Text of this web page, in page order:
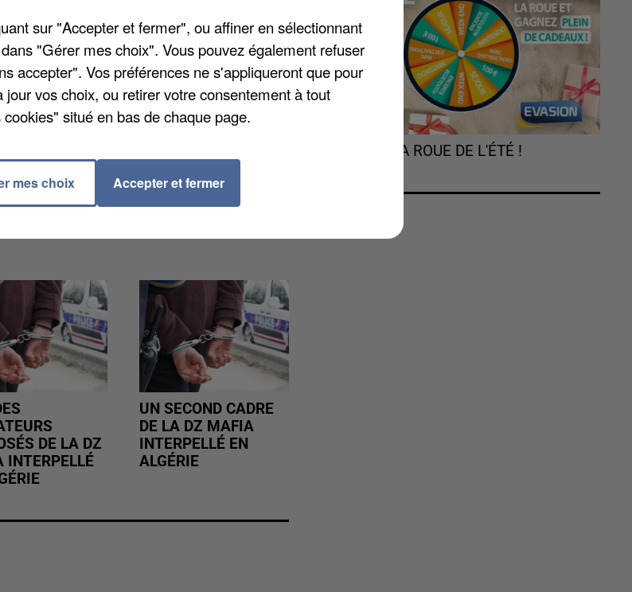
des chambres de leur foyer, rue de la
Ils ont été interpellés à leur
n'est à déplorer grâce à l'intervention
propager au reste de la chambre.
DE LA DZ
INTERPELLÉ
UN SECOND CADRE
DE LA DZ MAFIA
INTERPELLÉ EN
ALGÉRIE
TOURNEZ LA ROUE DE L'ÉTÉ !
sur "Accepter et fermer", ou affiner en sélectionnant
"Gérer mes choix". Vous pouvez également refuser
accepter". Vos préférences ne s'appliqueront que pour
vos choix, ou retirer votre consentement à tout
situé en bas de chaque page.
mes choix Accepter et fermer